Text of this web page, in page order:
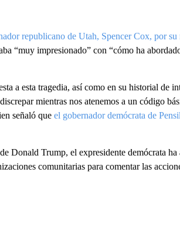
republicano de Utah, Spencer Cox, por su
“muy impresionado” con “cómo ha
a esta tragedia, así como en su historial de
mientras nos atenemos a un código
señaló que el gobernador demócrata de
Donald Trump, el expresidente demócrata ha
comunitarias para comentar las